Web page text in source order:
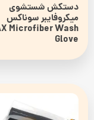
دستکش شستشوی
میکروفایبر سوناکس
Microfiber Wash
Glove